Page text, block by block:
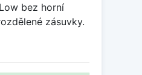
bez horní
zásuvky.